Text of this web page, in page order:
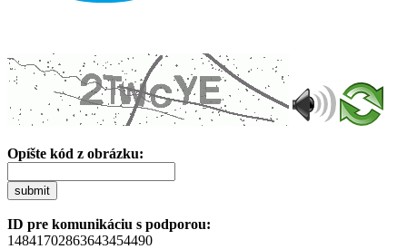
Opíšte kód z obrázku:
submit
ID pre komunikáciu s podporou:
14841702863643454490